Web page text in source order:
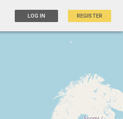
LOG IN REGISTER